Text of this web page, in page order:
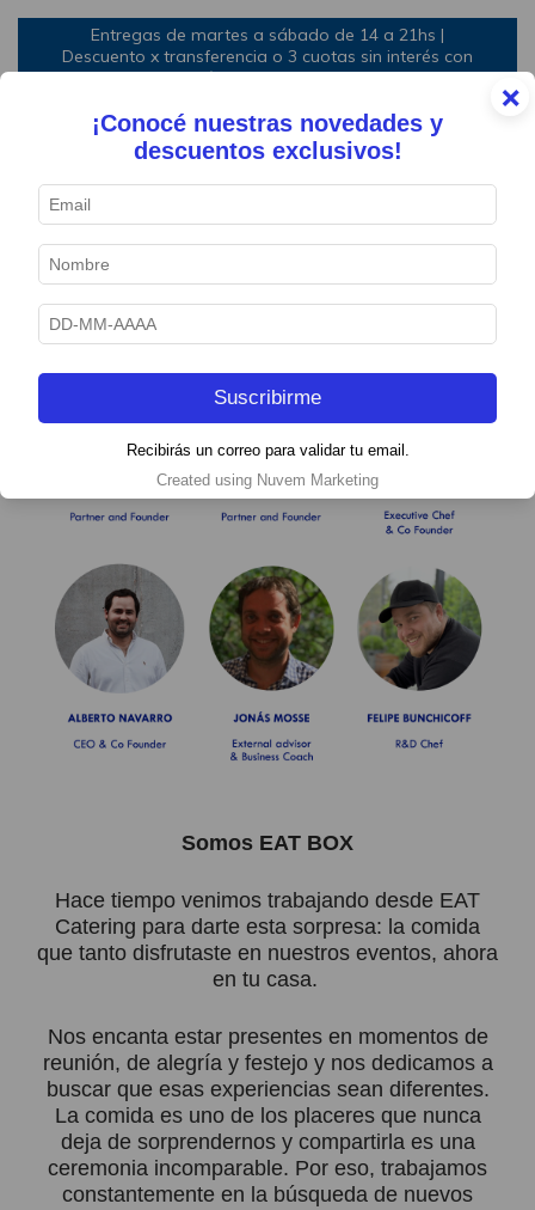
Entregas de martes a sábado de 14 a 21hs |
Descuento x transferencia o 3 cuotas sin interés con
mínimo de compra
Somos EAT | BOX
Somos EAT BOX
Hace tiempo venimos trabajando desde EAT
Catering para darte esta sorpresa: la comida
que tanto disfrutaste en nuestros eventos, ahora
en tu casa.
Nos encanta estar presentes en momentos de
reunión, de alegría y festejo y nos dedicamos a
buscar que esas experiencias sean diferentes.
La comida es uno de los placeres que nunca
deja de sorprendernos y compartirla es una
ceremonia incomparable. Por eso, trabajamos
constantemente en la búsqueda de nuevos
×
¡Conocé nuestras novedades y
descuentos exclusivos!
Suscribirme
Recibirás un correo para validar tu email.
Created using Nuvem Marketing